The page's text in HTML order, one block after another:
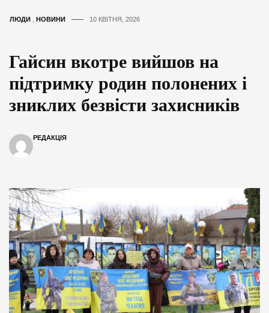
ЛЮДИ НОВИНИ 10 КВІТНЯ, 2026
Гайсин вкотре вийшов на
підтримку родин полонених і
зниклих безвісти захисників
РЕДАКЦІЯ